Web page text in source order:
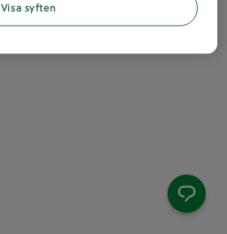
Visa syften